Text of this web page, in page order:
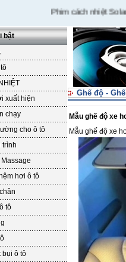
Phim cách nhiệt
bật
xuất hiện
chạy
cho ô tô
trình
hơi ô tô
tô
bụi ô tô
Ghế độ -
Mẫu ghế độ xe
Mẫu ghế độ xe